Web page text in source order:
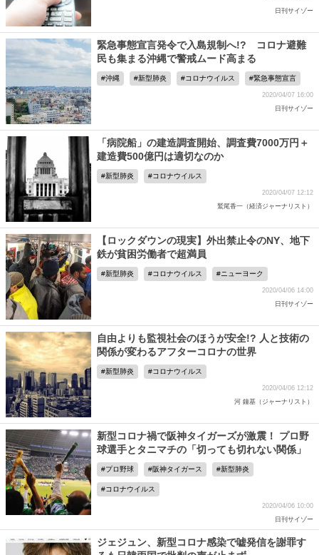
日刊サイゾー
緊急事態宣言発令で入島規制へ!? コロナ避難
民も集まる沖縄で警戒ムード高まる
沖縄 新型肺炎 コロナウイルス 緊急事態宣言
2020/04/07 16:00
日刊サイゾー
「病院船」の建造調査開始、調査費7000万円＋
建造費500億円は適切なのか
新型肺炎 コロナウイルス
2020/04/07 12:12
鷲尾香一（経済ジャーナリスト）
【ロックダウンの現実】外出禁止令のNY、地下
鉄が貧困労働者で超満員
新型肺炎 コロナウイルス ニューヨーク
2020/04/06 14:00
日刊サイゾー
自由よりも監視社会のほうが安全!? 人と技術の
関係が変わるアフターコロナの世界
新型肺炎 コロナウイルス
2020/04/06 12:12
河 鐘基（ジャーナリスト）
新型コロナ禍で阪神タイガーズが激震！ プロ野
球選手とタニマチの「切っても切れない関係」
プロ野球 阪神タイガース 新型肺炎
コロナウイルス
2020/04/06 10:00
日刊サイゾー
ジェジュン、新型コロナ感染で嘘発信を謝罪す